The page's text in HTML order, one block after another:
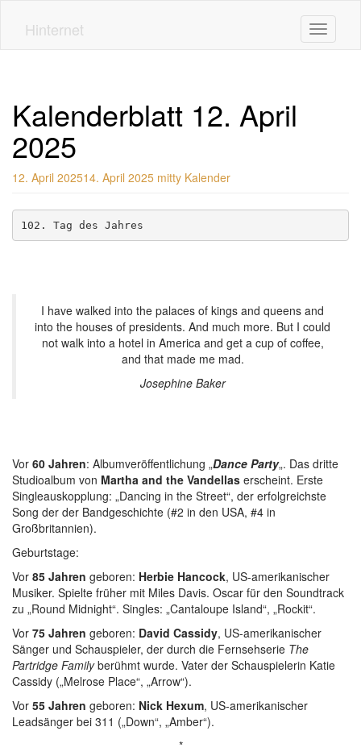
Hinternet Toggle
Kalenderblatt 12. April
2025
12. April 202514. April 2025 mitty Kalender
102. Tag des Jahres
I have walked into the palaces of kings and queens and
into the houses of presidents. And much more. But I could
not walk into a hotel in America and get a cup of coffee,
and that made me mad.
Josephine Baker
Vor 60 Jahren: Albumveröffentlichung „Dance Party„. Das dritte
Studioalbum von Martha and the Vandellas erscheint. Erste
Singleauskopplung: „Dancing in the Street“, der erfolgreichste
Song der der Bandgeschichte (#2 in den USA, #4 in
Großbritannien).
Geburtstage:
Vor 85 Jahren geboren: Herbie Hancock, US-amerikanischer
Musiker. Spielte früher mit Miles Davis. Oscar für den Soundtrack
zu „Round Midnight“. Singles: „Cantaloupe Island“, „Rockit“.
Vor 75 Jahren geboren: David Cassidy, US-amerikanischer
Sänger und Schauspieler, der durch die Fernsehserie The
Partridge Familyberühmt wurde. Vater der Schauspielerin Katie
Cassidy („Melrose Place“, „Arrow“).
Vor 55 Jahren geboren: Nick Hexum, US-amerikanischer
Leadsänger bei 311 („Down“, „Amber“).
*